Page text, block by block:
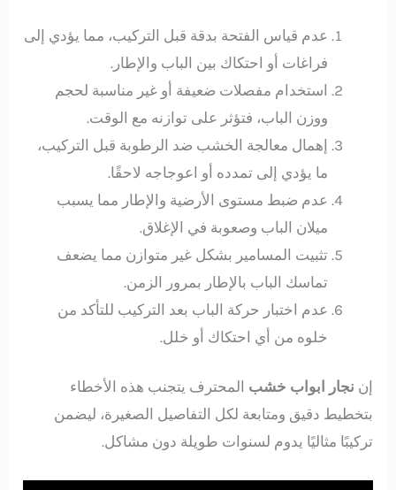
عدم قياس الفتحة بدقة قبل التركيب، مما يؤدي إلى
فراغات أو احتكاك بين الباب والإطار.
استخدام مفصلات ضعيفة أو غير مناسبة لحجم
ووزن الباب، فتؤثر على توازنه مع الوقت.
إهمال معالجة الخشب ضد الرطوبة قبل التركيب،
ما يؤدي إلى تمدده أو اعوجاجه لاحقًا.
عدم ضبط مستوى الأرضية والإطار مما يسبب
ميلان الباب وصعوبة في الإغلاق.
تثبيت المسامير بشكل غير متوازن مما يضعف
تماسك الباب بالإطار بمرور الزمن.
عدم اختبار حركة الباب بعد التركيب للتأكد من
خلوه من أي احتكاك أو خلل.
إن نجار ابواب خشب المحترف يتجنب هذه الأخطاء
بتخطيط دقيق ومتابعة لكل التفاصيل الصغيرة، ليضمن
تركيبًا مثاليًا يدوم لسنوات طويلة دون مشاكل.